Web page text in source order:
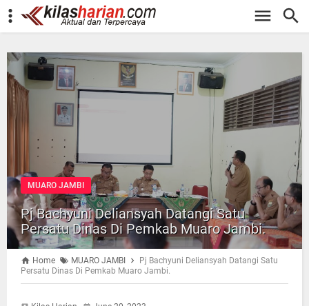
-->
MUARO JAMBI
Pj Bachyuni Deliansyah Datangi Satu
Persatu Dinas Di Pemkab Muaro Jambi.
Home MUARO JAMBI
Pj Bachyuni Deliansyah Datangi Satu
Persatu Dinas Di Pemkab Muaro Jambi.